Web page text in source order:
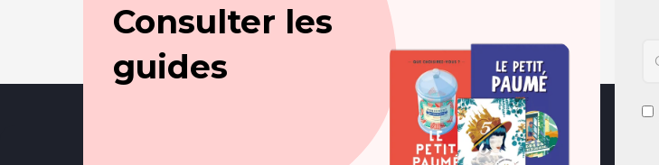
Consulter les
guides